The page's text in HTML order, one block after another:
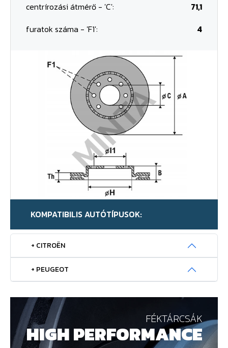
centrírozási átmérő - 'C':
71,1
furatok száma - 'F1':
4
KOMPATIBILIS AUTÓTÍPUSOK:
+ CITROËN
+ PEUGEOT
FÉKTÁRCSÁK
HIGH PERFORMANCE